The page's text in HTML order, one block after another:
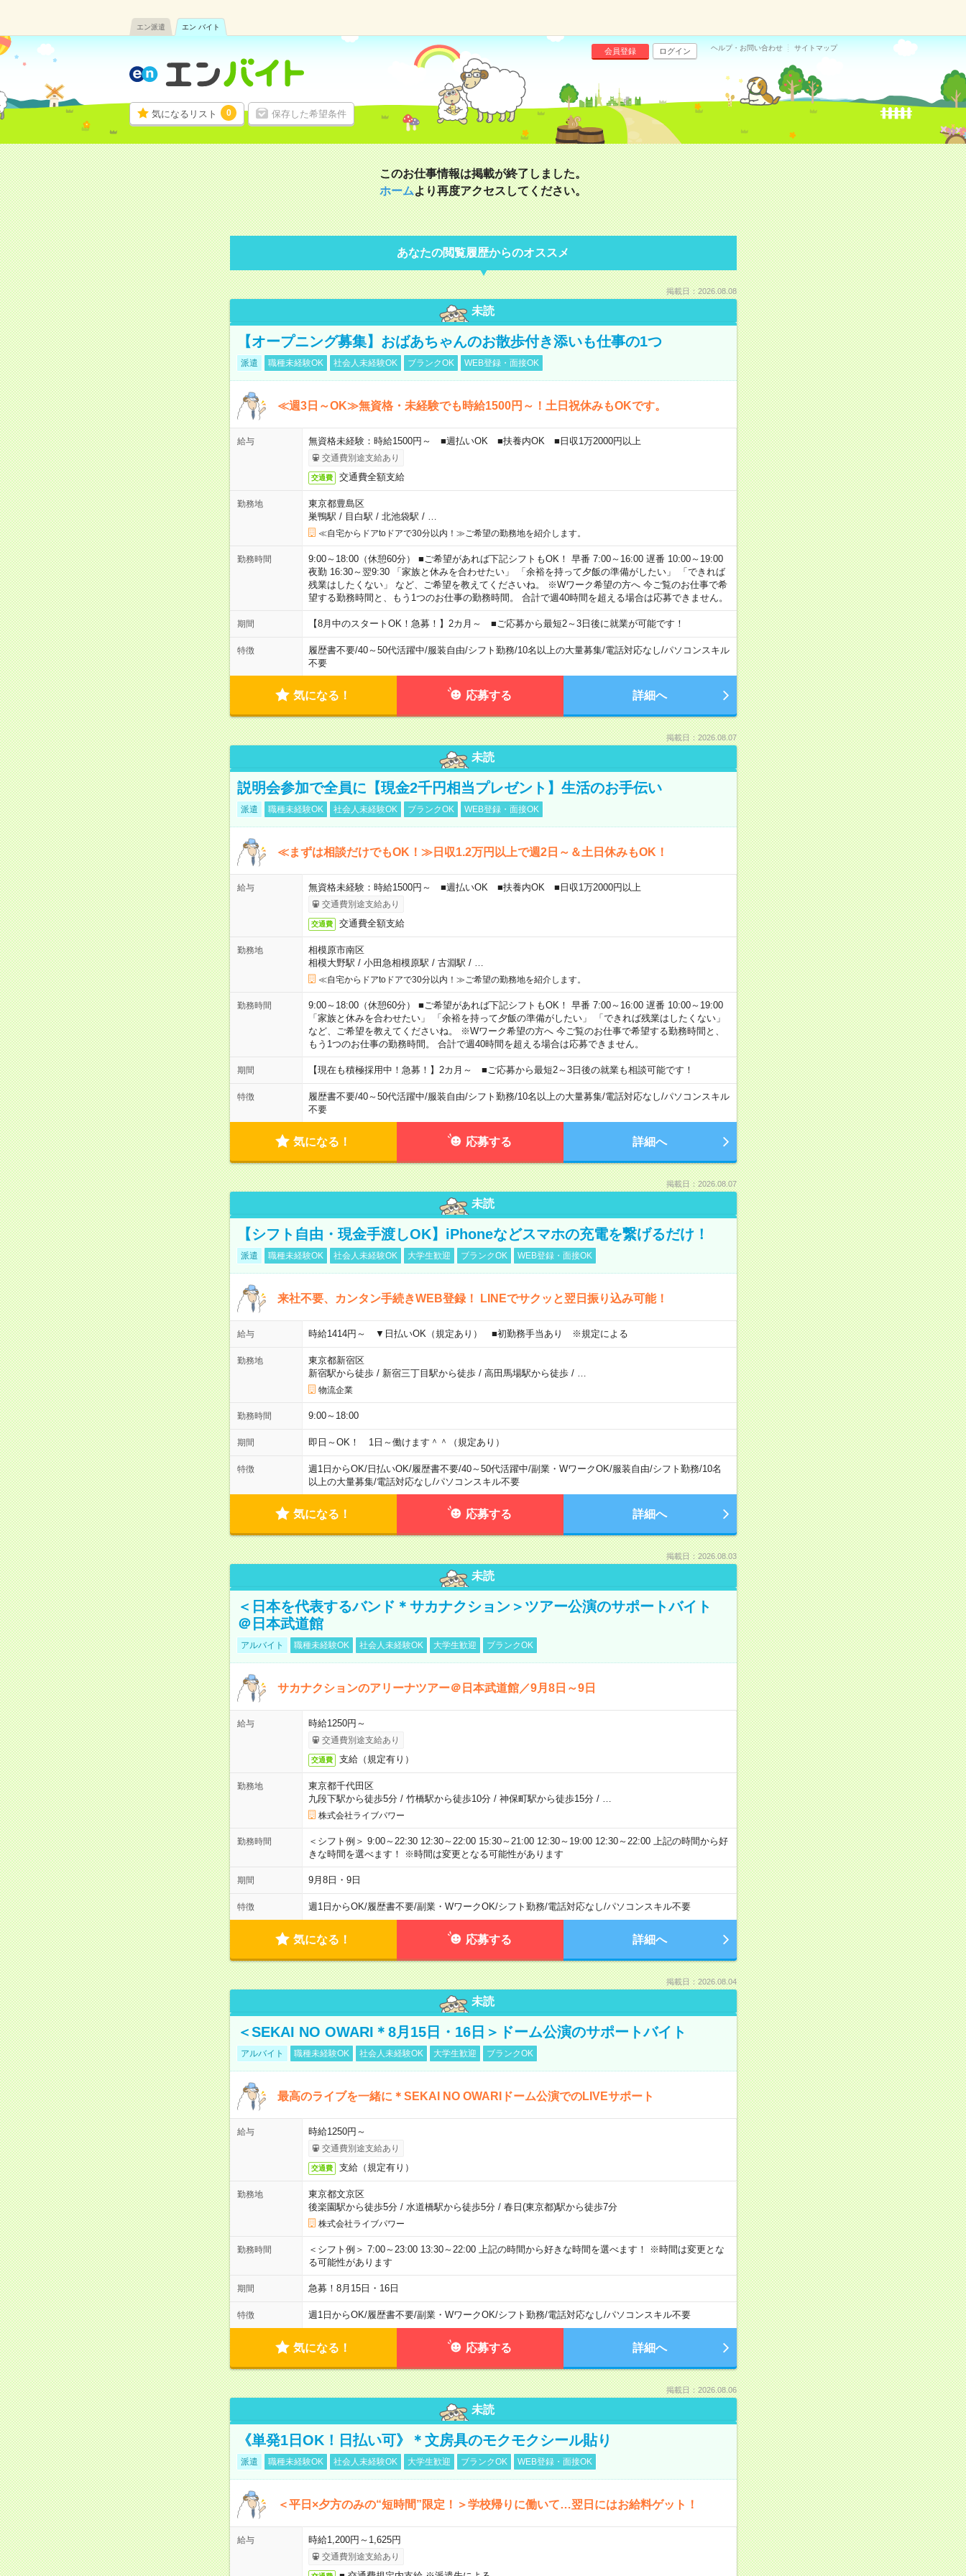
エン派遣 エン バイト
気になるリスト 0 保存した希望条件
会員登録 ログイン ヘルプ・お問い合わせ サイトマップ
このお仕事情報は掲載が終了しました。
ホームより再度アクセスしてください。
あなたの閲覧履歴からのオススメ
掲載日：2026.08.08
未読
【オープニング募集】おばあちゃんのお散歩付き添いも仕事の1つ
派遣 職種未経験OK 社会人未経験OK ブランクOK WEB登録・面接OK
≪週3日～OK≫無資格・未経験でも時給1500円～！土日祝休みもOKです。
給与 無資格未経験：時給1500円～ ■週払いOK ■扶養内OK ■日収1万2000円以上
交通費別途支給あり
交通費 交通費全額支給
勤務地
東京都豊島区
巣鴨駅 / 目白駅 / 北池袋駅 / …
≪自宅からドアtoドアで30分以内！≫ご希望の勤務地を紹介します。
勤務時間
9:00～18:00（休憩60分） ■ご希望があれば下記シフトもOK！ 早番 7:00～16:00 遅番 10:00～19:00
夜勤 16:30～翌9:30 「家族と休みを合わせたい」 「余裕を持って夕飯の準備がしたい」 「できれば
残業はしたくない」 など、ご希望を教えてくださいね。 ※Wワーク希望の方へ 今ご覧のお仕事で希
望する勤務時間と、もう1つのお仕事の勤務時間。 合計で週40時間を超える場合は応募できません。
期間 【8月中のスタートOK！急募！】2カ月～ ■ご応募から最短2～3日後に就業が可能です！
特徴 履歴書不要/40～50代活躍中/服装自由/シフト勤務/10名以上の大量募集/電話対応なし/パソコンスキル
不要
気になる！ 応募する 詳細へ
掲載日：2026.08.07
未読
説明会参加で全員に【現金2千円相当プレゼント】生活のお手伝い
派遣 職種未経験OK 社会人未経験OK ブランクOK WEB登録・面接OK
≪まずは相談だけでもOK！≫日収1.2万円以上で週2日～＆土日休みもOK！
給与 無資格未経験：時給1500円～ ■週払いOK ■扶養内OK ■日収1万2000円以上
交通費別途支給あり
交通費 交通費全額支給
勤務地
相模原市南区
相模大野駅 / 小田急相模原駅 / 古淵駅 / …
≪自宅からドアtoドアで30分以内！≫ご希望の勤務地を紹介します。
勤務時間
9:00～18:00（休憩60分） ■ご希望があれば下記シフトもOK！ 早番 7:00～16:00 遅番 10:00～19:00
「家族と休みを合わせたい」 「余裕を持って夕飯の準備がしたい」 「できれば残業はしたくない」
など、ご希望を教えてくださいね。 ※Wワーク希望の方へ 今ご覧のお仕事で希望する勤務時間と、
もう1つのお仕事の勤務時間。 合計で週40時間を超える場合は応募できません。
期間 【現在も積極採用中！急募！】2カ月～ ■ご応募から最短2～3日後の就業も相談可能です！
特徴 履歴書不要/40～50代活躍中/服装自由/シフト勤務/10名以上の大量募集/電話対応なし/パソコンスキル
不要
気になる！ 応募する 詳細へ
掲載日：2026.08.07
未読
【シフト自由・現金手渡しOK】iPhoneなどスマホの充電を繋げるだけ！
派遣 職種未経験OK 社会人未経験OK 大学生歓迎 ブランクOK WEB登録・面接OK
来社不要、カンタン手続きWEB登録！ LINEでサクッと翌日振り込み可能！
給与 時給1414円～ ▼日払いOK（規定あり） ■初勤務手当あり ※規定による
勤務地
東京都新宿区
新宿駅から徒歩/ 新宿三丁目駅から徒歩/ 高田馬場駅から徒歩/ …
物流企業
勤務時間 9:00～18:00
期間 即日～OK！ 1日～働けます＾＾（規定あり）
特徴 週1日からOK/日払いOK/履歴書不要/40～50代活躍中/副業・WワークOK/服装自由/シフト勤務/10名
以上の大量募集/電話対応なし/パソコンスキル不要
気になる！ 応募する 詳細へ
掲載日：2026.08.03
未読
＜日本を代表するバンド＊サカナクション＞ツアー公演のサポートバイト
＠日本武道館
アルバイト 職種未経験OK 社会人未経験OK 大学生歓迎 ブランクOK
サカナクションのアリーナツアー＠日本武道館／9月8日～9日
給与 時給1250円～
交通費別途支給あり
交通費 支給（規定有り）
勤務地
東京都千代田区
九段下駅から徒歩5分/ 竹橋駅から徒歩10分/ 神保町駅から徒歩15分/ …
株式会社ライブパワー
勤務時間
＜シフト例＞ 9:00～22:30 12:30～22:00 15:30～21:00 12:30～19:00 12:30～22:00 上記の時間から好
きな時間を選べます！ ※時間は変更となる可能性があります
期間 9月8日・9日
特徴 週1日からOK/履歴書不要/副業・WワークOK/シフト勤務/電話対応なし/パソコンスキル不要
気になる！ 応募する 詳細へ
掲載日：2026.08.04
未読
＜SEKAI NO OWARI＊8月15日・16日＞ドーム公演のサポートバイト
アルバイト 職種未経験OK 社会人未経験OK 大学生歓迎 ブランクOK
最高のライブを一緒に＊SEKAI NO OWARIドーム公演でのLIVEサポート
給与 時給1250円～
交通費別途支給あり
交通費 支給（規定有り）
勤務地
東京都文京区
後楽園駅から徒歩5分/ 水道橋駅から徒歩5分/ 春日(東京都)駅から徒歩7分
株式会社ライブパワー
勤務時間
＜シフト例＞ 7:00～23:00 13:30～22:00 上記の時間から好きな時間を選べます！ ※時間は変更とな
る可能性があります
期間 急募！8月15日・16日
特徴 週1日からOK/履歴書不要/副業・WワークOK/シフト勤務/電話対応なし/パソコンスキル不要
気になる！ 応募する 詳細へ
掲載日：2026.08.06
未読
《単発1日OK！日払い可》＊文房具のモクモクシール貼り
派遣 職種未経験OK 社会人未経験OK 大学生歓迎 ブランクOK WEB登録・面接OK
＜平日×夕方のみの“短時間”限定！＞学校帰りに働いて…翌日にはお給料ゲット！
給与 時給1,200円～1,625円
交通費別途支給あり